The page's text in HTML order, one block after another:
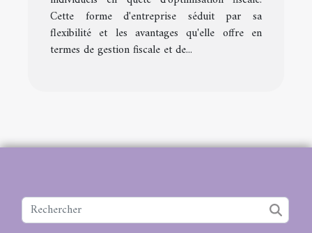
Cette forme d'entreprise séduit par sa
flexibilité et les avantages qu'elle offre en
termes de gestion fiscale et de...